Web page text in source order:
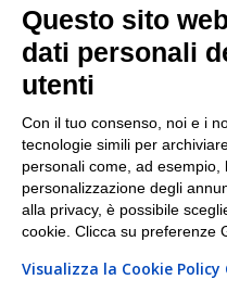
I nostri punti di ritiro
Torino|Milano|Roma|
Questo sito
dati personali
utenti
Con il tuo consenso, noi e i
tecnologie simili per
personali come, ad esempio,
personalizzazione degli
alla privacy, è possibile
cookie. Clicca su preferenze
Visualizza la Cookie Policy